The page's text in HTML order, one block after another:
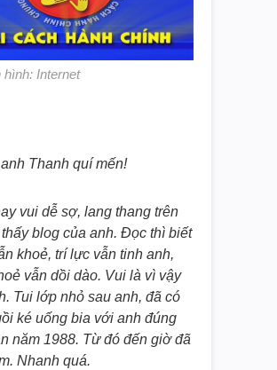
hình: Internet
Thanh quí mến!
vui dễ sợ, lang thang trên
blog của anh. Đọc thì biết
khoẻ, trí lực vẫn tinh anh,
vẫn dồi dào. Vui là vì vậy
Tui lớp nhỏ sau anh, đã có
ké uống bia với anh đúng
năm 1988. Từ đó đến giờ đã
Nhanh quá.